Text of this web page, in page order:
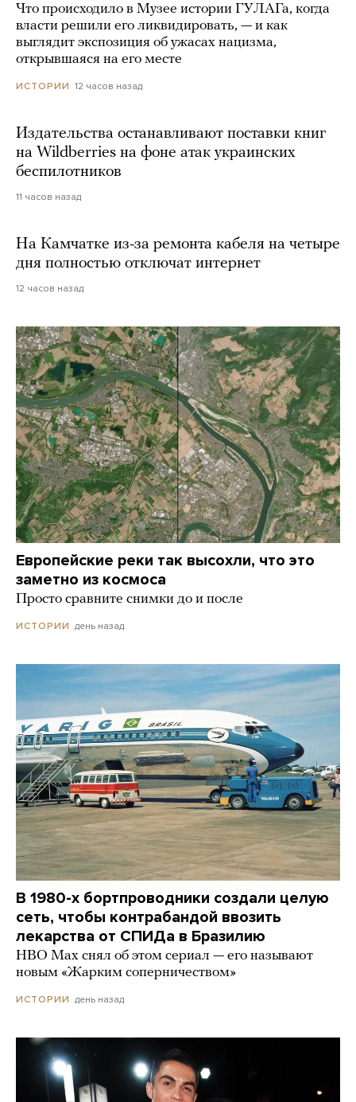
Что происходило в Музее истории ГУЛАГа, когда
власти решили его ликвидировать, — и как
выглядит экспозиция об ужасах нацизма,
открывшаяся на его месте
ИСТОРИИ 12 часов назад
Издательства останавливают поставки книг
на Wildberries на фоне атак украинских
беспилотников
11 часов назад
На Камчатке из-за ремонта кабеля на четыре
дня полностью отключат интернет
12 часов назад
Европейские реки так высохли, что это
заметно из космоса
Просто сравните снимки до и после
ИСТОРИИ день назад
В 1980-х бортпроводники создали целую
сеть, чтобы контрабандой ввозить
лекарства от СПИДа в Бразилию
HBO Max снял об этом сериал — его называют
новым «Жарким соперничеством»
ИСТОРИИ день назад